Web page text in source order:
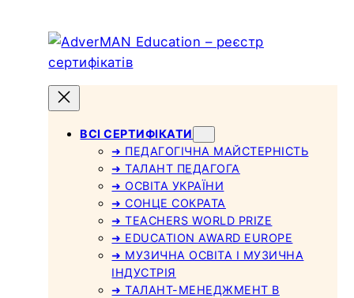
content
ВСІ СЕРТИФІКАТИ
➜ ПЕДАГОГІЧНА МАЙСТЕРНІСТЬ
➜ ТАЛАНТ ПЕДАГОГА
➜ ОСВІТА УКРАЇНИ
➜ СОНЦЕ СОКРАТА
➜ TEACHERS WORLD PRIZE
➜ EDUCATION AWARD EUROPE
➜ МУЗИЧНА ОСВІТА І МУЗИЧНА
ІНДУСТРІЯ
➜ ТАЛАНТ-МЕНЕДЖМЕНТ В